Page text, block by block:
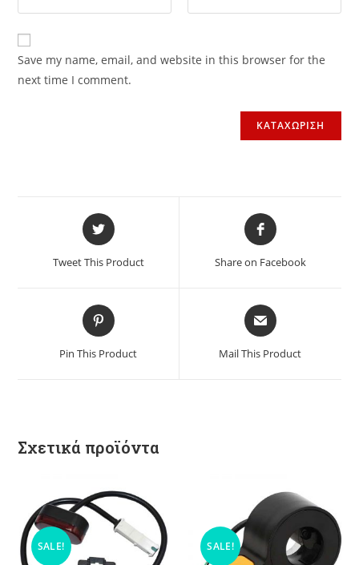
Save my name, email, and website in this browser for the
next time I comment.
Tweet This Product Share on Facebook
Pin This Product Mail This Product
Σχετικά προϊόντα
SALE! SALE!